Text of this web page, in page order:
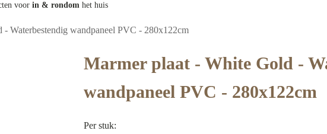
voor in & rondom het huis
Waterbestendig wandpaneel PVC - 280x122cm
Marmer plaat - White Gold -
wandpaneel PVC - 280x122cm
Per stuk: